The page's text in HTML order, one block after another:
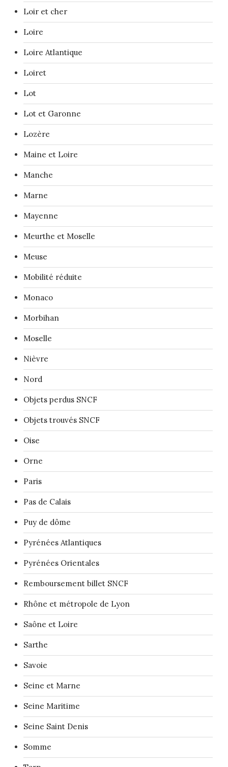
Loir et cher
Loire
Loire Atlantique
Loiret
Lot
Lot et Garonne
Lozère
Maine et Loire
Manche
Marne
Mayenne
Meurthe et Moselle
Meuse
Mobilité réduite
Monaco
Morbihan
Moselle
Nièvre
Nord
Objets perdus SNCF
Objets trouvés SNCF
Oise
Orne
Paris
Pas de Calais
Puy de dôme
Pyrénées Atlantiques
Pyrénées Orientales
Remboursement billet SNCF
Rhône et métropole de Lyon
Saône et Loire
Sarthe
Savoie
Seine et Marne
Seine Maritime
Seine Saint Denis
Somme